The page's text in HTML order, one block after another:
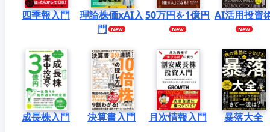
四季報入門
理論株価xAI入
門
50万円を1億円 AI活用投資
成長株入門 決算書入門 月次情報入門 暴落大全